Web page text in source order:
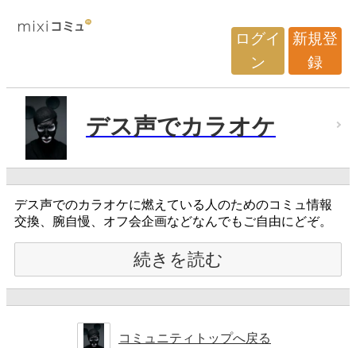
ログイ
ン
新規登
録
デス声でカラオケ
デス声でのカラオケに燃えている人のためのコミュ情報
交換、腕自慢、オフ会企画などなんでもご自由にどぞ。
続きを読む
コミュニティトップへ戻る